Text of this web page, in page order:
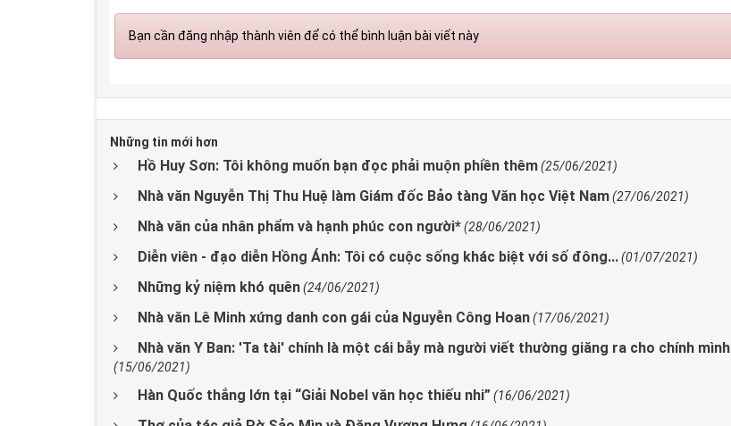
Bạn cần đăng nhập thành viên để có thể bình luận bài viết này
Những tin mới hơn
Hồ Huy Sơn: Tôi không muốn bạn đọc phải muộn phiền thêm(25/06/2021)
Nhà văn Nguyễn Thị Thu Huệ làm Giám đốc Bảo tàng Văn học Việt Nam(27/06/2021)
Nhà văn của nhân phẩm và hạnh phúc con người*(28/06/2021)
Diễn viên - đạo diễn Hồng Ánh: Tôi có cuộc sống khác biệt với số đông...(01/07/2021)
Những kỷ niệm khó quên(24/06/2021)
Nhà văn Lê Minh xứng danh con gái của Nguyễn Công Hoan(17/06/2021)
Nhà văn Y Ban: 'Ta tài' chính là một cái bẫy mà người viết thường giăng ra cho chính mình
(15/06/2021)
Hàn Quốc thắng lớn tại “Giải Nobel văn học thiếu nhi” (16/06/2021)